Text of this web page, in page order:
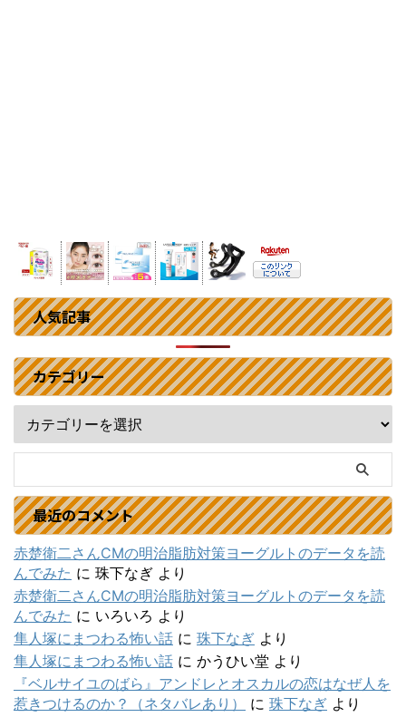
人気記事
カテゴリー
最近のコメント
赤楚衛二さんCMの明治脂肪対策ヨーグルトのデータを読
んでみた に 珠下なぎ より
赤楚衛二さんCMの明治脂肪対策ヨーグルトのデータを読
んでみた に いろいろ より
隼人塚にまつわる怖い話 に 珠下なぎ より
隼人塚にまつわる怖い話 に かうひい堂 より
『ベルサイユのばら』アンドレとオスカルの恋はなぜ人を
惹きつけるのか？（ネタバレあり）
に 珠下なぎ より